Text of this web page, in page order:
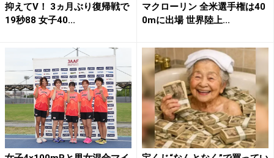
抑えてV！ 3ヵ月ぶり復帰戦で
19秒88 女子40...
マクローリン 全米選手権は40
0mに出場 世界陸上...